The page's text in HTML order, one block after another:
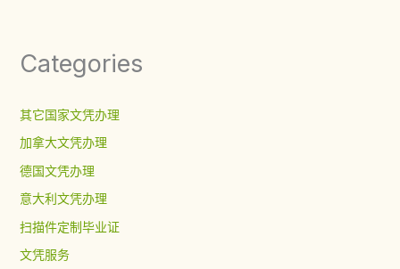
Categories
其它国家文凭办理
加拿大文凭办理
德国文凭办理
意大利文凭办理
扫描件定制毕业证
文凭服务